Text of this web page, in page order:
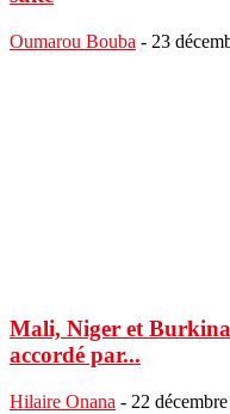
Oumarou Bouba - 23
Mali, Niger et
accordé par...
Hilaire Onana - 22